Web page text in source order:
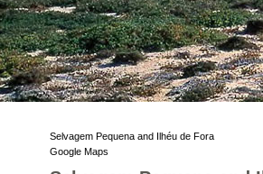
Selvagem Pequena and Ilhéu de Fora
Google Maps